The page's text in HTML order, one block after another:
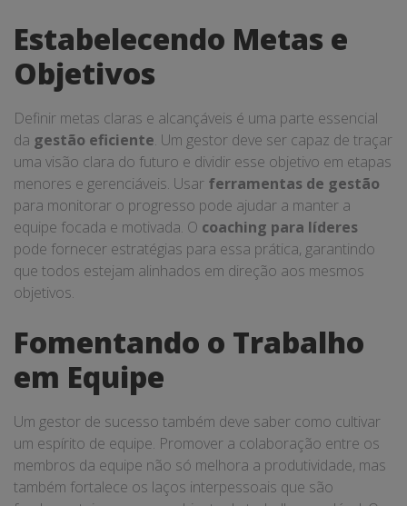
Estabelecendo Metas e
Objetivos
Definir metas claras e alcançáveis é uma parte essencial
da gestão eficiente. Um gestor deve ser capaz de traçar
uma visão clara do futuro e dividir esse objetivo em etapas
menores e gerenciáveis. Usar ferramentas de gestão
para monitorar o progresso pode ajudar a manter a
equipe focada e motivada. O coaching para líderes
pode fornecer estratégias para essa prática, garantindo
que todos estejam alinhados em direção aos mesmos
objetivos.
Fomentando o Trabalho
em Equipe
Um gestor de sucesso também deve saber como cultivar
um espírito de equipe. Promover a colaboração entre os
membros da equipe não só melhora a produtividade, mas
também fortalece os laços interpessoais que são